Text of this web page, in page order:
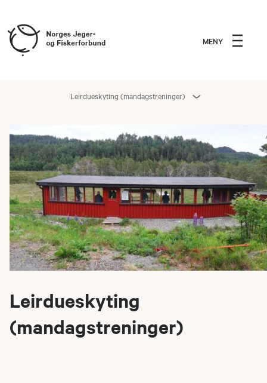
MENY
Leirdueskyting (mandagstreninger)
Leirdueskyting
(mandagstreninger)